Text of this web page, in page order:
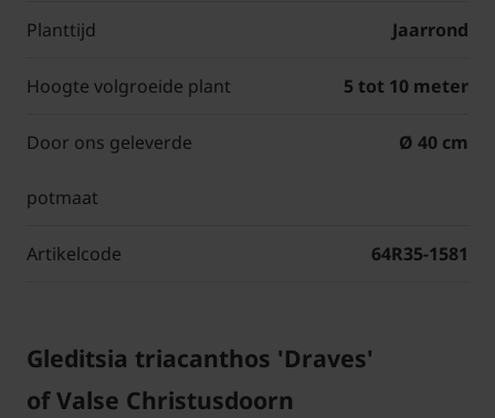
Planttijd Jaarrond
Hoogte volgroeide plant 5 tot 10 meter
Door ons geleverde
potmaat
Ø 40 cm
Artikelcode 64R35-1581
Gleditsia triacanthos 'Draves'
of Valse Christusdoorn